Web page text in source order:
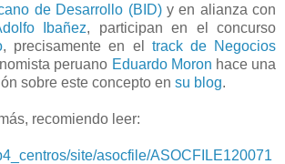
de Desarrollo (BID)y en alianza con
Ibañez, participan en el concurso
, precisamente en el track de Negocios
peruano Eduardo Moron hace una
sobre este concepto en su blog.
recomiendo leer:
site/asocfile/ASOCFILE120071